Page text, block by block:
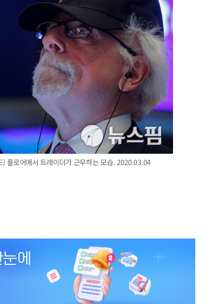
플로어에서 트레이더가 근무하는 모습. 2020.03.04